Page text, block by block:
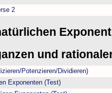
2
und
Potenzieren/Dividieren)
Exponenten (Test)